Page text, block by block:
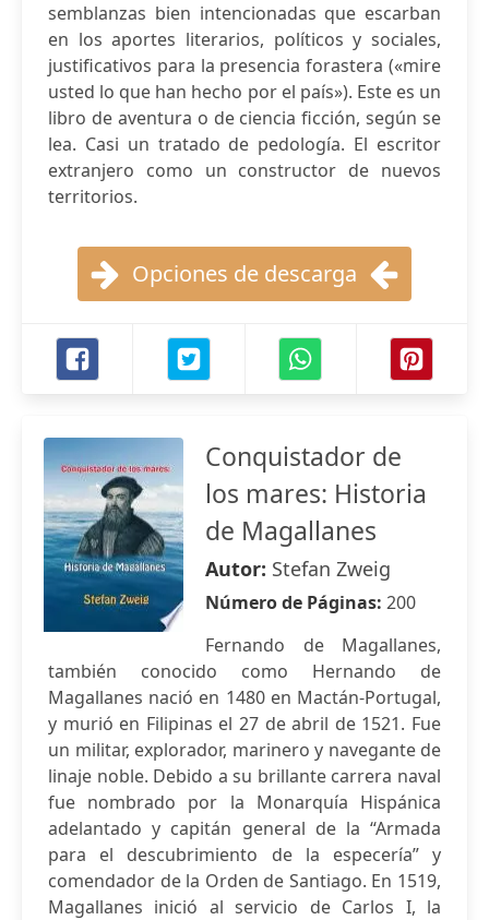
semblanzas bien intencionadas que escarban
en los aportes literarios, políticos y sociales,
justificativos para la presencia forastera («mire
usted lo que han hecho por el país»). Este es un
libro de aventura o de ciencia ficción, según se
lea. Casi un tratado de pedología. El escritor
extranjero como un constructor de nuevos
territorios.
Opciones de descarga
Conquistador de
los mares: Historia
de Magallanes
Autor: Stefan Zweig
Número de Páginas: 200
Fernando de Magallanes,
también conocido como Hernando de
Magallanes nació en 1480 en Mactán-Portugal,
y murió en Filipinas el 27 de abril de 1521. Fue
un militar, explorador, marinero y navegante de
linaje noble. Debido a su brillante carrera naval
fue nombrado por la Monarquía Hispánica
adelantado y capitán general de la “Armada
para el descubrimiento de la especería” y
comendador de la Orden de Santiago. En 1519,
Magallanes inició al servicio de Carlos I, la